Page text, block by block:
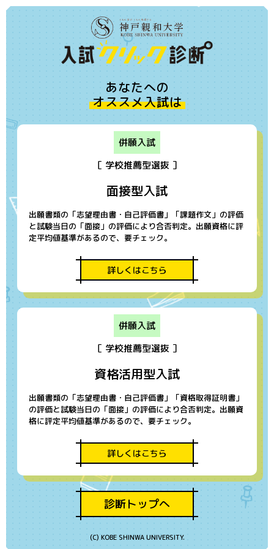
あなたへの
オススメ入試は
併願入試
［ 学校推薦型選抜 ］
面接型入試
出願書類の「志望理由書・自己評価書」「課題作文」の評価
と試験当日の「面接」の評価により合否判定。出願資格に評
定平均値基準があるので、要チェック。
詳しくはこちら
併願入試
［ 学校推薦型選抜 ］
資格活用型入試
出願書類の「志望理由書・自己評価書」「資格取得証明書」
の評価と試験当日の「面接」の評価により合否判定。出願資
格に評定平均値基準があるので、要チェック。
詳しくはこちら
診断トップへ
(C) KOBE SHINWA UNIVERSITY.